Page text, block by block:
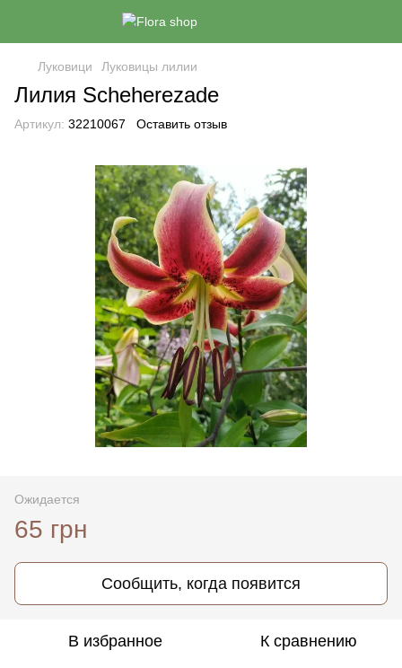
Луковици Луковицы лилии
Лилия Scheherezade
Артикул: 32210067 Оставить отзыв
Ожидается
65 грн
Сообщить, когда появится
В избранное К сравнению